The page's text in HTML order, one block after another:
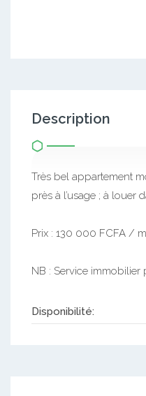
Description
Très bel appartement
près à l’usage ; à louer
Prix : 130 000 FCFA /
NB : Service immobilier
Disponibilité: